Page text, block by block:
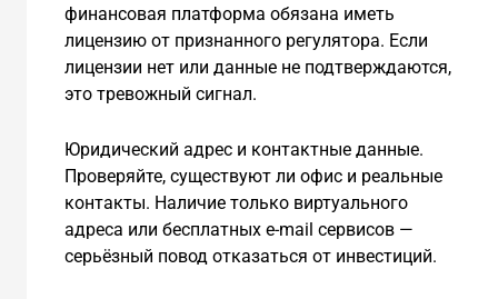
финансовая платформа обязана иметь
лицензию от признанного регулятора. Если
лицензии нет или данные не подтверждаются,
это тревожный сигнал.
Юридический адрес и контактные данные.
Проверяйте, существуют ли офис и реальные
контакты. Наличие только виртуального
адреса или бесплатных e-mail сервисов —
серьёзный повод отказаться от инвестиций.